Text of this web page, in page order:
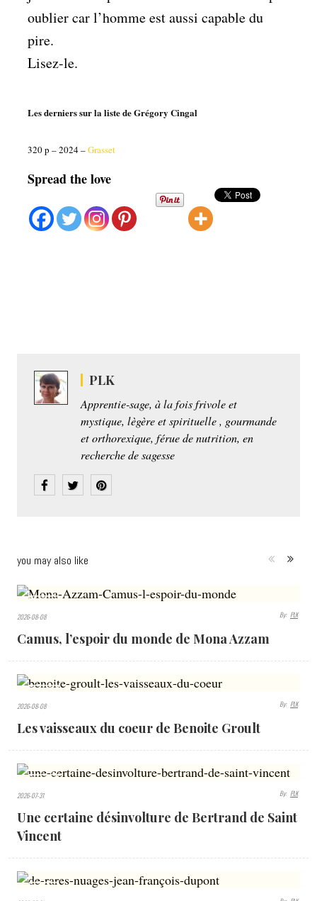
oublier car l’homme est aussi capable du
pire.
Lisez-le.
Les derniers sur la liste de Grégory Cingal
320 p – 2024 –Grasset
Spread the love
PLK
Apprentie-sage, à la fois frivole et
mystique, lègère et spirituelle , gourmande
et orthorexique, férue de nutrition, en
recherche de sagesse
you may also like
VIEWS
2026-08-08 By: PLK
Camus, l’espoir du monde de Mona Azzam
VIEWS
2026-08-08 By: PLK
Les vaisseaux du coeur de Benoite Groult
VIEWS
2026-07-31 By: PLK
Une certaine désinvolture de Bertrand de Saint
Vincent